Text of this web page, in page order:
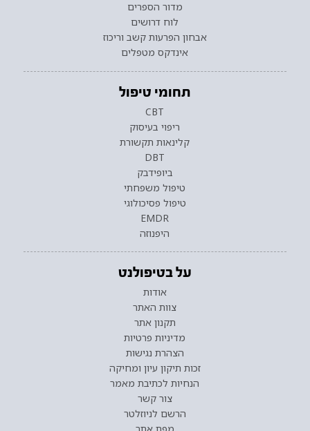
מדור הספרים
לוח דרושים
אבחון הפרעות קשב וריכוז
אינדקס מטפלים
תחומי טיפול
CBT
ריפוי בעיסוק
קלינאות תקשורת
DBT
ביופידבק
טיפול משפחתי
טיפול פסיכולוגי
EMDR
היפנוזה
על בטיפולנט
אודות
צוות האתר
תקנון אתר
מדיניות פרטיות
הצהרת נגישות
זכות תיקון עיון ומחיקה
הנחיות לכתיבת מאמר
צור קשר
הרשם לניוזלטר